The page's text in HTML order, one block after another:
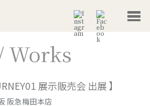
Works
展示販売会 出展 】
阪急梅田本店